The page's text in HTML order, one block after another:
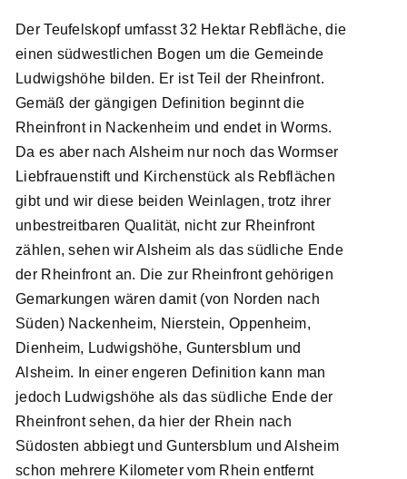
Der Teufelskopf umfasst 32 Hektar Rebfläche, die
einen südwestlichen Bogen um die Gemeinde
Ludwigshöhe bilden. Er ist Teil der Rheinfront.
Gemäß der gängigen Definition beginnt die
Rheinfront in Nackenheim und endet in Worms.
Da es aber nach Alsheim nur noch das Wormser
Liebfrauenstift und Kirchenstück als Rebflächen
gibt und wir diese beiden Weinlagen, trotz ihrer
unbestreitbaren Qualität, nicht zur Rheinfront
zählen, sehen wir Alsheim als das südliche Ende
der Rheinfront an. Die zur Rheinfront gehörigen
Gemarkungen wären damit (von Norden nach
Süden) Nackenheim, Nierstein, Oppenheim,
Dienheim, Ludwigshöhe, Guntersblum und
Alsheim. In einer engeren Definition kann man
jedoch Ludwigshöhe als das südliche Ende der
Rheinfront sehen, da hier der Rhein nach
Südosten abbiegt und Guntersblum und Alsheim
schon mehrere Kilometer vom Rhein entfernt